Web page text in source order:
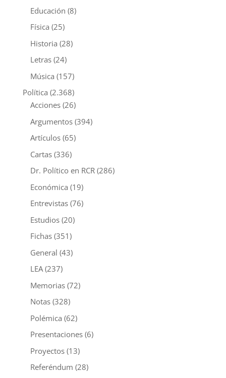
Educación (8)
Física (25)
Historia (28)
Letras(24)
Música (157)
Política (2.368)
Acciones(26)
Argumentos(394)
Artículos(65)
Cartas(336)
Dr. Político en RCR(286)
Económica (19)
Entrevistas(76)
Estudios(20)
Fichas(351)
General (43)
LEA(237)
Memorias(72)
Notas(328)
Polémica (62)
Presentaciones(6)
Proyectos(13)
Referéndum (28)